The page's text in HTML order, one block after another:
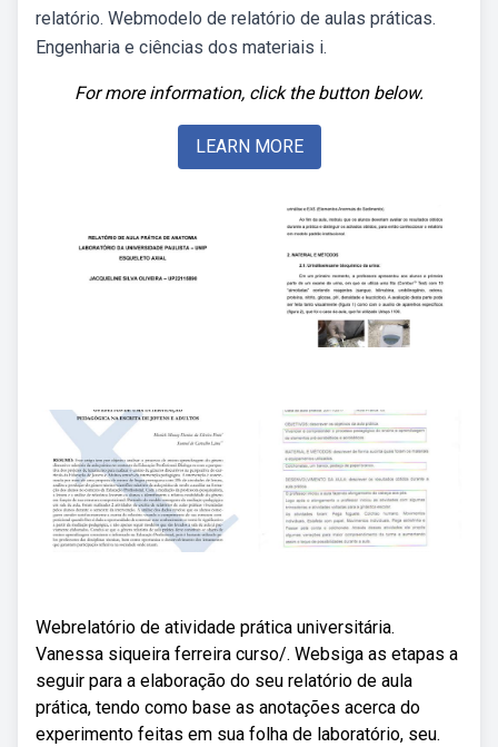
relatório. Webmodelo de relatório de aulas práticas.
Engenharia e ciências dos materiais i.
For more information, click the button below.
LEARN MORE
Webrelatório de atividade prática universitária.
Vanessa siqueira ferreira curso/. Websiga as etapas a
seguir para a elaboração do seu relatório de aula
prática, tendo como base as anotações acerca do
experimento feitas em sua folha de laboratório, seu.